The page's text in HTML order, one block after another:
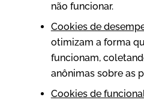
não funcionar.
Cookies de
otimizam a forma
funcionam,
anônimas sobre as
Cookies de